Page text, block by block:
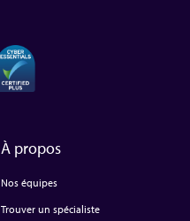
À propos
Nos équipes
Trouver un spécialiste